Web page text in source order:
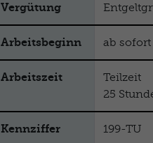
Vergütung
Arbeitsbeginn ab
Arbeitszeit
Teilzeit
25
Kennziffer 199-TU